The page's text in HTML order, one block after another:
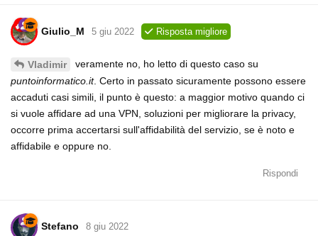
Giulio_M 5 giu 2022 Risposta migliore
Vladimir
veramente no, ho letto di questo caso su
puntoinformatico.it. Certo in passato sicuramente possono essere
accaduti casi simili, il punto è questo: a maggior motivo quando ci
si vuole affidare ad una VPN, soluzioni per migliorare la privacy,
occorre prima accertarsi sull'affidabilità del servizio, se è noto e
affidabile e oppure no.
Rispondi
Stefano 8 giu 2022